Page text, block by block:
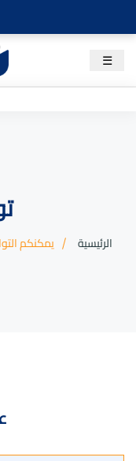
☰
الرئيسية يمكنكم